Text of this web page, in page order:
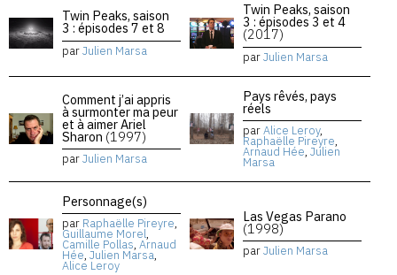
Twin Peaks, saison
3 : épisodes 7 et 8
parJulien Marsa
Twin Peaks, saison
3 : épisodes 3 et 4
(2017)
parJulien Marsa
Comment j’ai appris
à surmonter ma peur
et à aimer Ariel
Sharon (1997)
parJulien Marsa
Pays rêvés, pays
réels
parAlice Leroy,
Raphaëlle Pireyre,
Arnaud Hée, Julien
Marsa
Personnage(s)
par Raphaëlle Pireyre,
Guillaume Morel,
Camille Pollas, Arnaud
Hée, Julien Marsa,
Alice Leroy
Las Vegas Parano
(1998)
parJulien Marsa